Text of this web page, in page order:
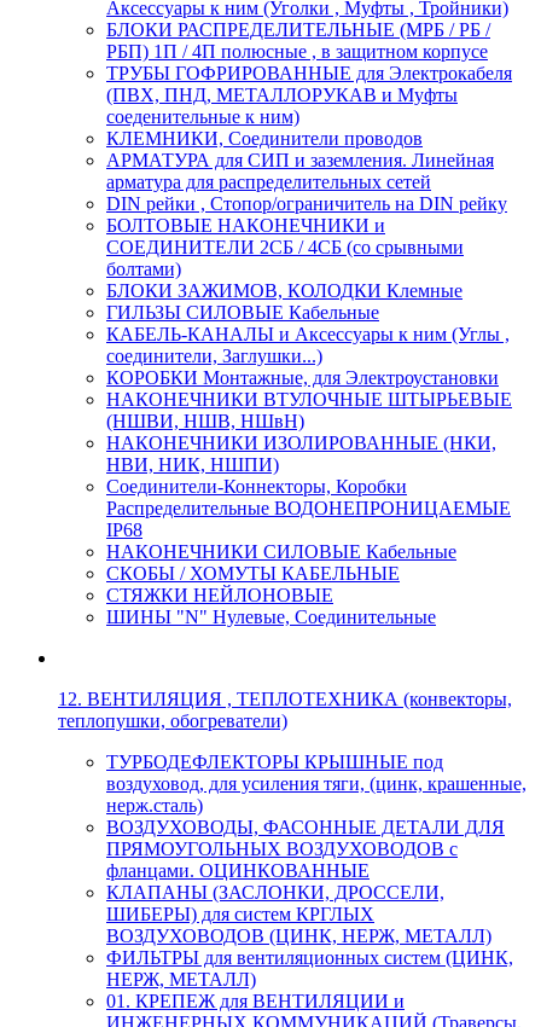
Аксессуары к ним (Уголки , Муфты , Тройники)
БЛОКИ РАСПРЕДЕЛИТЕЛЬНЫЕ (МРБ / РБ /
РБП) 1П / 4П полюсные , в защитном корпусе
ТРУБЫ ГОФРИРОВАННЫЕ для Электрокабеля
(ПВХ, ПНД, МЕТАЛЛОРУКАВ и Муфты
соеденительные к ним)
КЛЕМНИКИ, Соединители проводов
АРМАТУРА для СИП и заземления. Линейная
арматура для распределительных сетей
DIN рейки , Стопор/ограничитель на DIN рейку
БОЛТОВЫЕ НАКОНЕЧНИКИ и
СОЕДИНИТЕЛИ 2СБ / 4СБ (со срывными
болтами)
БЛОКИ ЗАЖИМОВ, КОЛОДКИ Клемные
ГИЛЬЗЫ СИЛОВЫЕ Кабельные
КАБЕЛЬ-КАНАЛЫ и Аксессуары к ним (Углы ,
соединители, Заглушки...)
КОРОБКИ Монтажные, для Электроустановки
НАКОНЕЧНИКИ ВТУЛОЧНЫЕ ШТЫРЬЕВЫЕ
(НШВИ, НШВ, НШвН)
НАКОНЕЧНИКИ ИЗОЛИРОВАННЫЕ (НКИ,
НВИ, НИК, НШПИ)
Соединители-Коннекторы, Коробки
Распределительные ВОДОНЕПРОНИЦАЕМЫЕ
IP68
НАКОНЕЧНИКИ СИЛОВЫЕ Кабельные
СКОБЫ / ХОМУТЫ КАБЕЛЬНЫЕ
СТЯЖКИ НЕЙЛОНОВЫЕ
ШИНЫ "N" Нулевые, Соединительные
12. ВЕНТИЛЯЦИЯ , ТЕПЛОТЕХНИКА (конвекторы,
теплопушки, обогреватели)
ТУРБОДЕФЛЕКТОРЫ КРЫШНЫЕ под
воздуховод, для усиления тяги, (цинк, крашенные,
нерж.сталь)
ВОЗДУХОВОДЫ, ФАСОННЫЕ ДЕТАЛИ ДЛЯ
ПРЯМОУГОЛЬНЫХ ВОЗДУХОВОДОВ с
фланцами. ОЦИНКОВАННЫЕ
КЛАПАНЫ (ЗАСЛОНКИ, ДРОССЕЛИ,
ШИБЕРЫ) для систем КРГЛЫХ
ВОЗДУХОВОДОВ (ЦИНК, НЕРЖ, МЕТАЛЛ)
ФИЛЬТРЫ для вентиляционных систем (ЦИНК,
НЕРЖ, МЕТАЛЛ)
01. КРЕПЕЖ для ВЕНТИЛЯЦИИ и
ИНЖЕНЕРНЫХ КОММУНИКАЦИЙ (Траверсы,